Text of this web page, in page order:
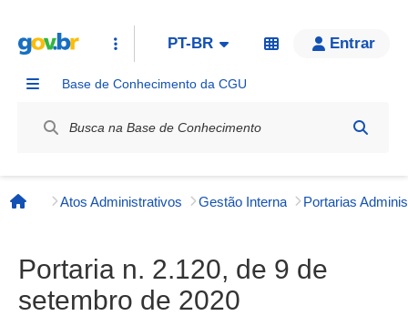
PT-BR Entrar
Base de Conhecimento da CGU
Página inicial
Atos Administrativos Gestão Interna
Portaria n. 2.120, de 9 de
setembro de 2020